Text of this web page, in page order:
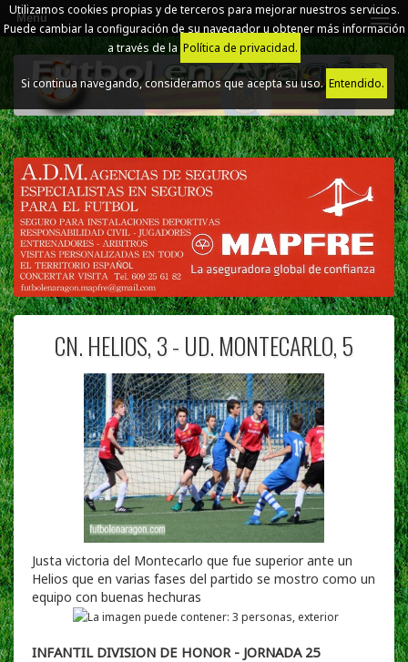
Utilizamos cookies propias y de terceros para mejorar nuestros servicios.
Puede cambiar la configuración de su navegador u obtener más información
a través de la Política de privacidad.
Si continua navegando, consideramos que acepta su uso.Entendido.
Menú
CN. HELIOS, 3 - UD. MONTECARLO, 5
Justa victoria del Montecarlo que fue superior ante un
Helios que en varias fases del partido se mostro como un
equipo con buenas hechuras
INFANTIL DIVISION DE HONOR - JORNADA 25